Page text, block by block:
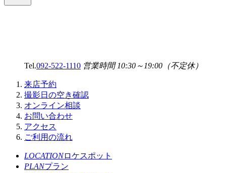
Tel.092-522-1110 営業時間 10:30～19:00（不定休）
来店予約
撮影日の空き確認
オンライン相談
お問い合わせ
アクセス
ご利用の流れ
LOCATIONロケスポット
PLANプラン